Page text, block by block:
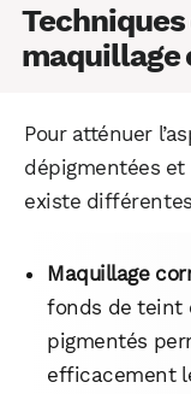
maquillage
Pour atténuer
dépigmentées
existe
Maquillage
fonds de teint
pigmentés
efficacement